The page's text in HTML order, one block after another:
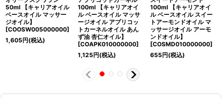
50ml 【キャリアオイル
ベースオイル マッサー
ジオイル】
[COOSW005000000]
1,605円(税込)
100ml 【キャリアオイ
ル ベースオイル マッサ
ージオイル アプリコッ
トカーネルオイル あん
ず油 杏仁オイル】
[COAPK010000000]
1,125円(税込)
100ml 【キャリアオイ
ル ベースオイル スイー
トアーモンドオイル マ
ッサージオイル アーモ
ンドオイル】
[COSMD010000000]
655円(税込)